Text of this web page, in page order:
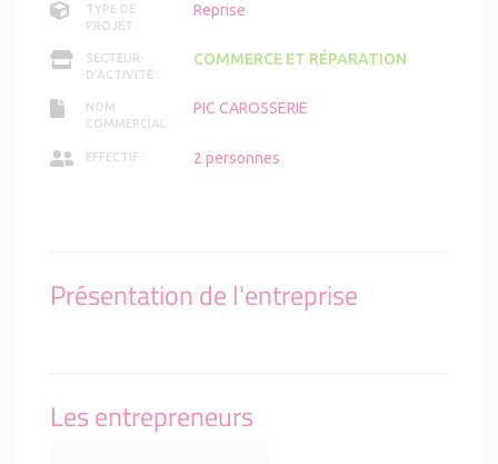
TYPE DE
PROJET :
Reprise
SECTEUR
D'ACTIVITÉ :
COMMERCE ET RÉPARATION
NOM
COMMERCIAL
:
PIC CAROSSERIE
EFFECTIF : 2 personnes
Présentation de l'entreprise
Les entrepreneurs